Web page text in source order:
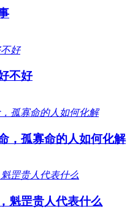
不好
，孤寡命的人如何化解
魁罡贵人代表什么